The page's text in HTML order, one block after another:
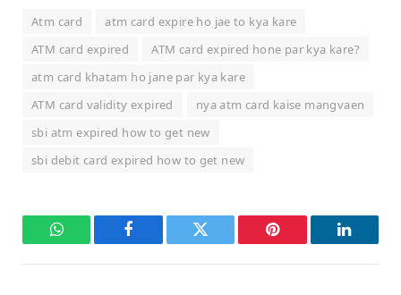
Atm card
atm card expire ho jae to kya kare
ATM card expired
ATM card expired hone par kya kare?
atm card khatam ho jane par kya kare
ATM card validity expired
nya atm card kaise mangvaen
sbi atm expired how to get new
sbi debit card expired how to get new
WhatsAppFacebook Twitter Pinterest